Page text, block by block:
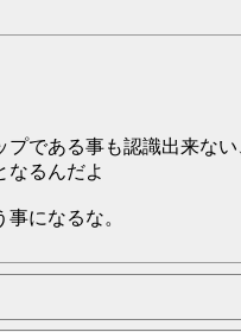
である事も認識出来な
なるんだよ
になるな。